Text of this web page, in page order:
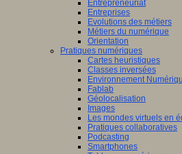
Entrepreneuriat
Entreprises
Evolutions des métiers
Métiers du numérique
Orientation
Pratiques numériques
Cartes heuristiques
Classes inversées
Environnement
Fablab
Géolocalisation
Images
Les mondes virtuels en
Pratiques collaboratives
Podcasting
Smartphones